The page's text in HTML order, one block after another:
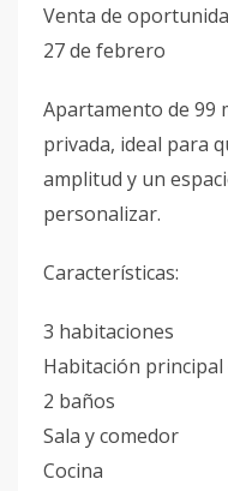
Venta de
27 de febrero
Apartamento de 99
privada, ideal para
amplitud y un
personalizar.
Características:
3 habitaciones
Habitación
2 baños
Sala y comedor
Cocina